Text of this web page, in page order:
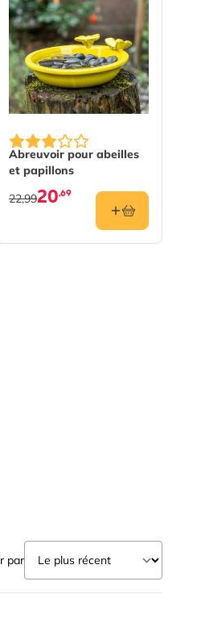
chosen on the product
Abreuvoir pour abeilles
et papillons
20,69
22,99
par